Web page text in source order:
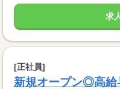
求
[正社員]
新規オープン◎高